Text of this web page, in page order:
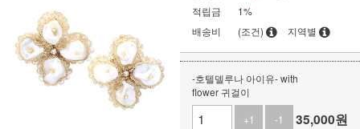
적립금
1%
배송비
(조건) 지역별
-호텔델루나 아이유- with
flower 귀걸이
+1
-1 35,000원